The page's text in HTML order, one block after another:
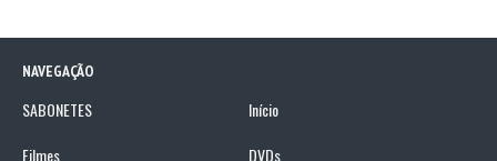
NAVEGAÇÃO
SABONETES
Início
Filmes
DVDs